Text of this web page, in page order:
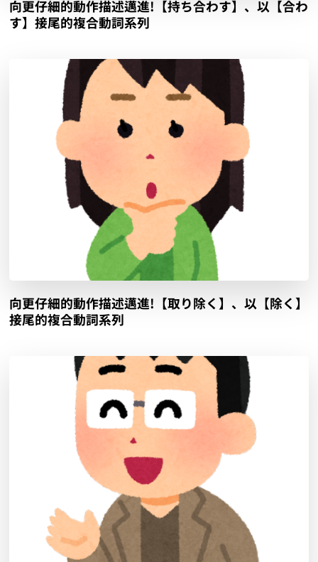
向更仔細的動作描述邁進!【持ち合わす】、以【合わ
す】接尾的複合動詞系列
向更仔細的動作描述邁進!【取り除く】、以【除く】
接尾的複合動詞系列